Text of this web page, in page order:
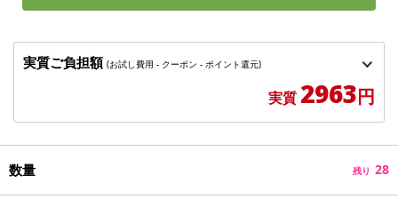
実質ご負担額 (お試し費用 - クーポン - ポイント還元)
実質 2963円
数量 残り 28